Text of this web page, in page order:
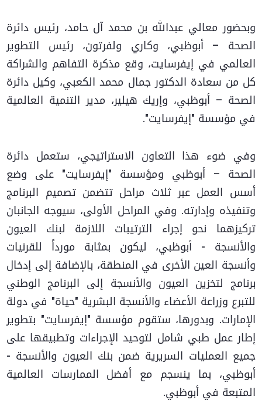
وبحضور معالي عبدالله بن محمد آل حامد، رئيس دائرة
الصحة – أبوظبي، وكاري ولفرتون، رئيس التطوير
العالمي في إيفرسايت، وقع مذكرة التفاهم والشراكة
كل من سعادة الدكتور جمال محمد الكعبي، وكيل دائرة
الصحة – أبوظبي، وإريك هيلير، مدير التنمية العالمية
في مؤسسة "إيفرسايت".
وفي ضوء هذا التعاون الاستراتيجي، ستعمل دائرة
الصحة – أبوظبي ومؤسسة "إيفرسايت" على وضع
أسس العمل عبر ثلاث مراحل تتضمن تصميم البرنامج
وتنفيذه وإدارته. وفي المراحل الأولى، سيوجه الجانبان
تركيزهما نحو إجراء الترتيبات اللازمة لبنك العيون
والأنسجة - أبوظبي، ليكون بمثابة مورداً للقرنيات
وأنسجة العين الأخرى في المنطقة، بالإضافة إلى إدخال
برنامج لتخزين العيون والأنسجة إلى البرنامج الوطني
للتبرع وزراعة الأعضاء والأنسجة البشرية "حياة" في دولة
الإمارات. وبدورها، ستقوم مؤسسة "إيفرسايت" بتطوير
إطار عمل طبي شامل لتوحيد الإجراءات وتطبيقها على
جميع العمليات السريرية ضمن بنك العيون والأنسجة -
أبوظبي، بما ينسجم مع أفضل الممارسات العالمية
المتبعة في أبوظبي.